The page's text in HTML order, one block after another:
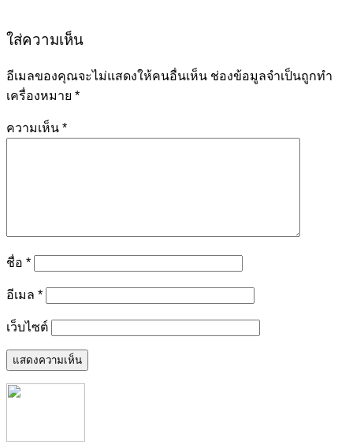
ใส่ความเห็น
อีเมลของคุณจะไม่แสดงให้คนอื่นเห็น ช่องข้อมูลจำเป็นถูกทำ
เครื่องหมาย *
ความเห็น *
ชื่อ *
อีเมล *
เว็บไซต์